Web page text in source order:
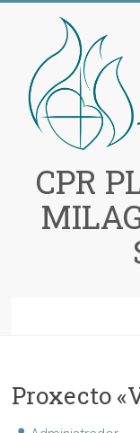
contenido
CPR
Proxecto